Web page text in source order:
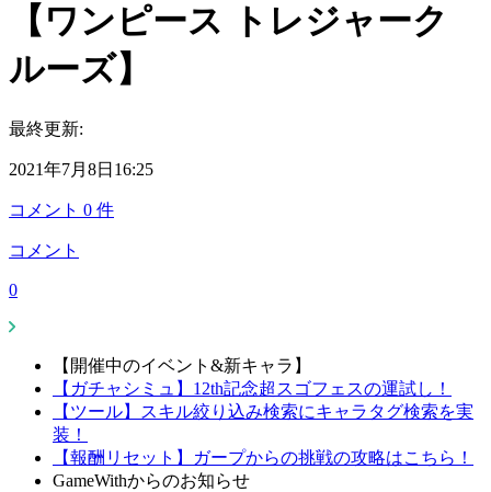
【ワンピース トレジャーク
ルーズ】
最終更新:
2021年7月8日16:25
コメント 0 件
コメント
0
【開催中のイベント&新キャラ】
【ガチャシミュ】12th記念超スゴフェスの運試し！
【ツール】スキル絞り込み検索にキャラタグ検索を実
装！
【報酬リセット】ガープからの挑戦の攻略はこちら！
GameWithからのお知らせ